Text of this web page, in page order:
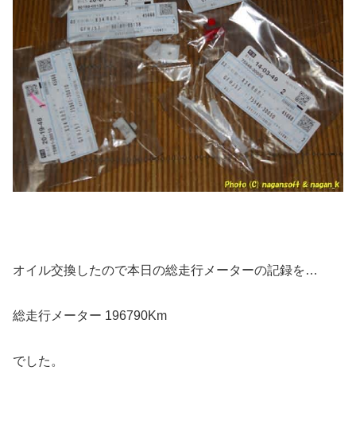
オイル交換したので本日の総走行メーターの記録を…
総走行メーター 196790Km
でした。